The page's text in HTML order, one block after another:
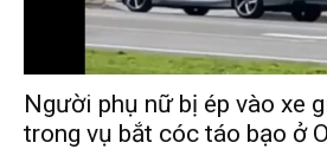
Người phụ nữ bị ép vào xe
trong vụ bắt cóc táo bạo ở